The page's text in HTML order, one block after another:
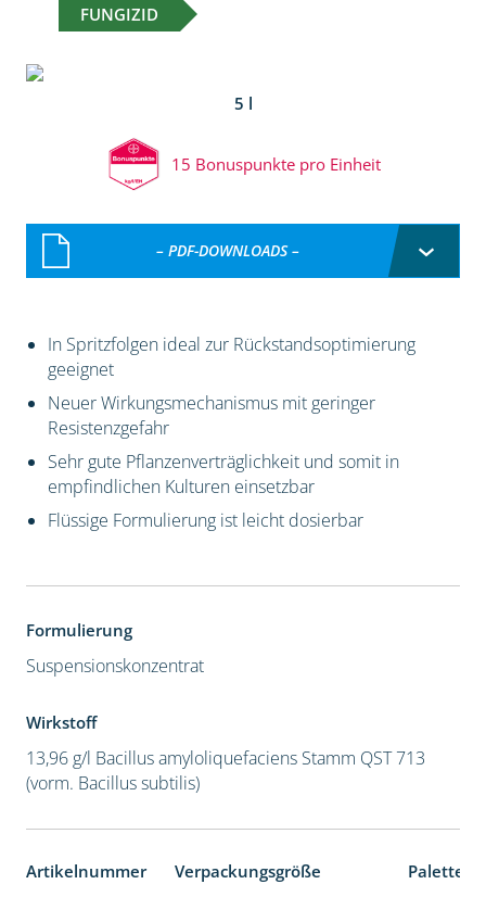
FUNGIZID
5 l
15 Bonuspunkte pro Einheit
– PDF-DOWNLOADS –
In Spritzfolgen ideal zur Rückstandsoptimierung
geeignet
Neuer Wirkungsmechanismus mit geringer
Resistenzgefahr
Sehr gute Pflanzenverträglichkeit und somit in
empfindlichen Kulturen einsetzbar
Flüssige Formulierung ist leicht dosierbar
Formulierung
Suspensionskonzentrat
Wirkstoff
13,96 g/l Bacillus amyloliquefaciens Stamm QST 713
(vorm. Bacillus subtilis)
Artikelnummer Verpackungsgröße